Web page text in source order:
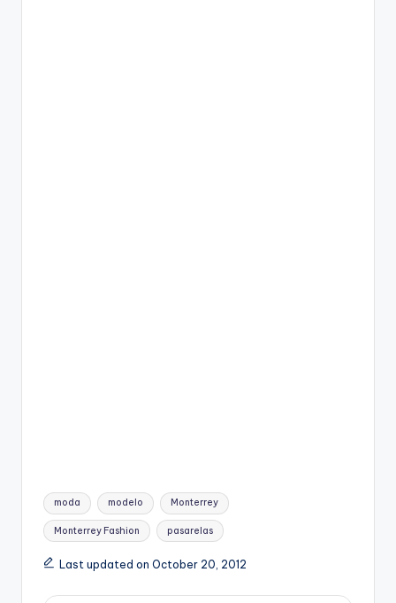
Tags:
moda modelo Monterrey
Monterrey Fashion pasarelas
Last updated on October 20, 2012